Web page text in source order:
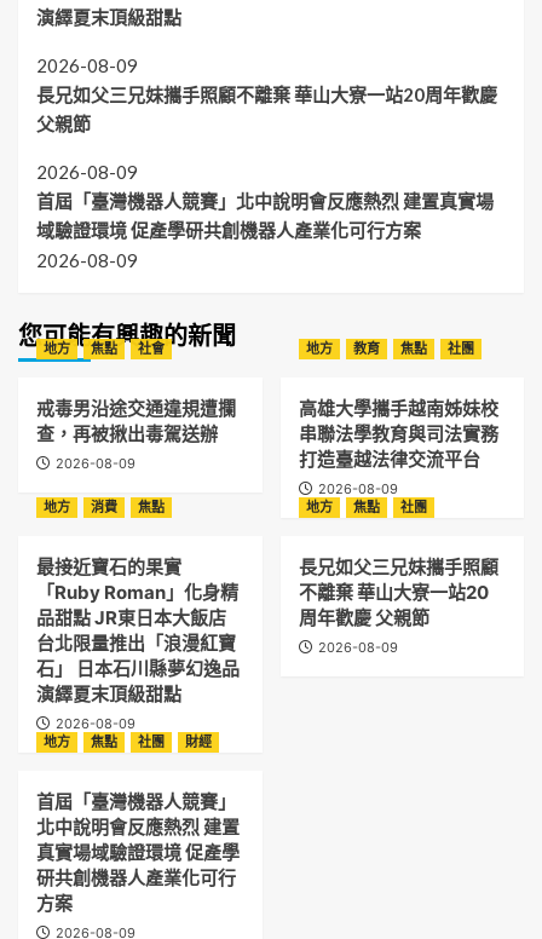
演繹夏末頂級甜點
2026-08-09
長兄如父三兄妹攜手照顧不離棄 華山大寮一站20周年歡慶
父親節
2026-08-09
首屆「臺灣機器人競賽」北中說明會反應熱烈 建置真實場
域驗證環境 促產學研共創機器人產業化可行方案
2026-08-09
您可能有興趣的新聞
地方 焦點 社會
戒毒男沿途交通違規遭攔
查，再被揪出毒駕送辦
2026-08-09
地方 教育 焦點 社團
高雄大學攜手越南姊妹校
串聯法學教育與司法實務
打造臺越法律交流平台
2026-08-09
地方
消費 焦點
最接近寶石的果實
「Ruby Roman」化身精
品甜點 JR東日本大飯店
台北限量推出「浪漫紅寶
石」 日本石川縣夢幻逸品
演繹夏末頂級甜點
2026-08-09
地方 焦點 社團
長兄如父三兄妹攜手照顧
不離棄 華山大寮一站20
周年歡慶 父親節
2026-08-09
地方 焦點 社團 財經
首屆「臺灣機器人競賽」
北中說明會反應熱烈 建置
真實場域驗證環境 促產學
研共創機器人產業化可行
方案
2026-08-09